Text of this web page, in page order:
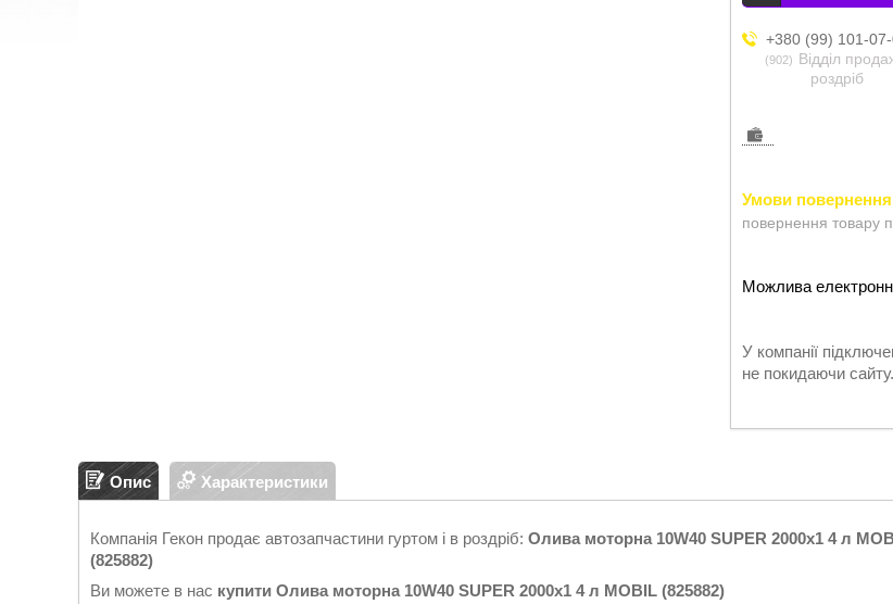
+380 (99) 101-07-
902
Відділ
роздріб
повернення товару
У компанії
не покидаючи сайту.
Опис Характеристики
Компанія Гекон продає автозапчастини гуртом і в роздріб: Олива моторна 10W40 SUPER 2000x1 4 л
(825882)
Ви можете в нас купити Олива моторна 10W40 SUPER 2000x1 4 л MOBIL (825882)